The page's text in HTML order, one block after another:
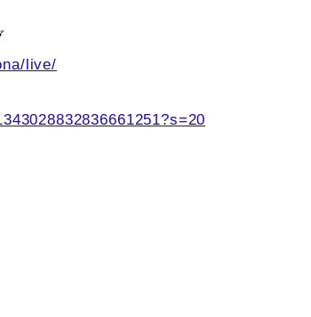
live/